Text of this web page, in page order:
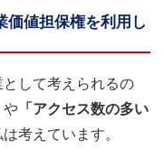
価値担保権を利用し
して考えられるの
や 「アクセス数の多い
考えています。